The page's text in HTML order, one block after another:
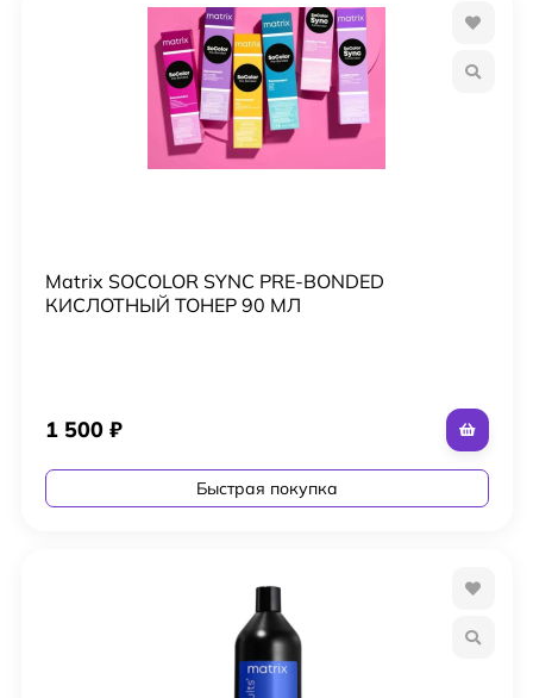
Matrix SOCOLOR SYNC PRE-BONDED
КИСЛОТНЫЙ ТОНЕР 90 МЛ
1 500 ₽
Быстрая покупка